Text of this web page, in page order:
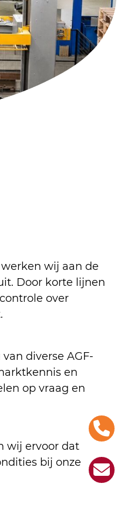
wij aan de
Door korte lijnen
over
diverse AGF-
en
op vraag en
wij ervoor dat
bij onze